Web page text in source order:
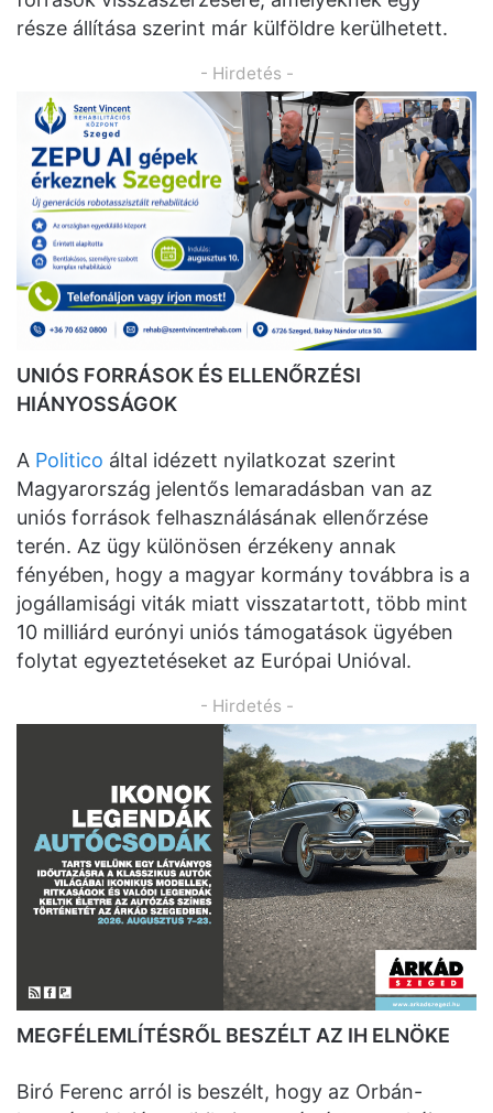
része állítása szerint már külföldre kerülhetett.
- Hirdetés -
UNIÓS FORRÁSOK ÉS ELLENŐRZÉSI
HIÁNYOSSÁGOK
A Politico által idézett nyilatkozat szerint
Magyarország jelentős lemaradásban van az
uniós források felhasználásának ellenőrzése
terén. Az ügy különösen érzékeny annak
fényében, hogy a magyar kormány továbbra is a
jogállamisági viták miatt visszatartott, több mint
10 milliárd eurónyi uniós támogatások ügyében
folytat egyeztetéseket az Európai Unióval.
- Hirdetés -
MEGFÉLEMLÍTÉSRŐL BESZÉLT AZ IH ELNÖKE
Biró Ferenc arról is beszélt, hogy az Orbán-